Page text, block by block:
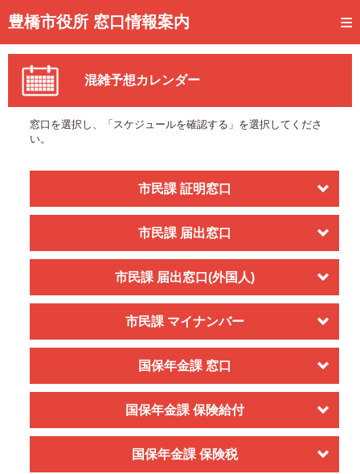
豊橋市役所 窓口情報案内
トップページ
事前予約
予約状況確認
メール通知登録
混雑予想カレンダー
混雑予想カレンダー
窓口を選択し、「スケジュールを確認する」を選択してくださ
い。
市民課 証明窓口
市民課 届出窓口
市民課 届出窓口(外国人)
市民課 マイナンバー
国保年金課 窓口
国保年金課 保険給付
国保年金課 保険税